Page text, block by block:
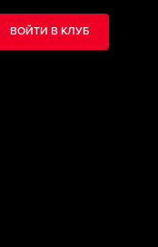
ВОЙТИ В КЛУБ